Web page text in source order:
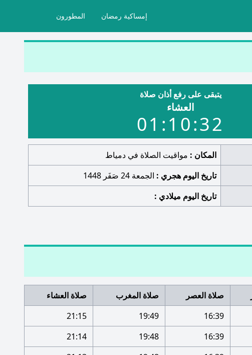
إمساكية رمضان المطورون
يتبقى على رفع أذان صلاة
العشاء
01:10:31
المكان : مواقيت الصلاة في دمياط
تاريخ اليوم هجري : الجمعة 24 صَفَر 1448
تاريخ اليوم ميلادي :
صلاة العصر صلاة المغرب
صلاة العشاء
16:39
19:49
21:15
16:39
19:48
21:14